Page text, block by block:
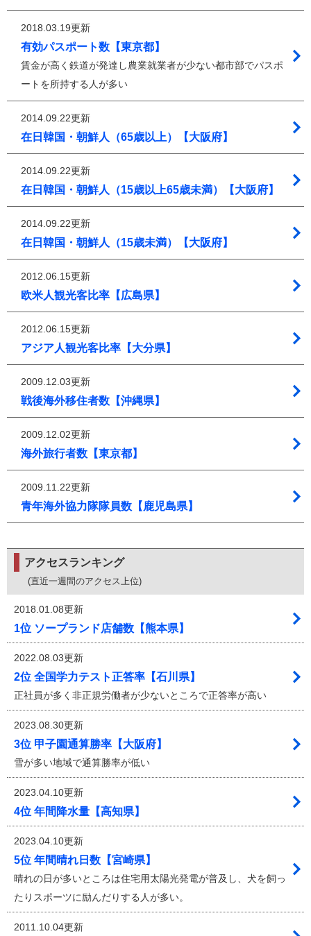
2018.03.19更新
有効パスポート数【東京都】
賃金が高く鉄道が発達し農業就業者が少ない都市部でパスポ
ートを所持する人が多い
2014.09.22更新
在日韓国・朝鮮人（65歳以上）【大阪府】
2014.09.22更新
在日韓国・朝鮮人（15歳以上65歳未満）【大阪府】
2014.09.22更新
在日韓国・朝鮮人（15歳未満）【大阪府】
2012.06.15更新
欧米人観光客比率【広島県】
2012.06.15更新
アジア人観光客比率【大分県】
2009.12.03更新
戦後海外移住者数【沖縄県】
2009.12.02更新
海外旅行者数【東京都】
2009.11.22更新
青年海外協力隊隊員数【鹿児島県】
アクセスランキング
(直近一週間のアクセス上位)
2018.01.08更新
1位 ソープランド店舗数【熊本県】
2022.08.03更新
2位 全国学力テスト正答率【石川県】
正社員が多く非正規労働者が少ないところで正答率が高い
2023.08.30更新
3位 甲子園通算勝率【大阪府】
雪が多い地域で通算勝率が低い
2023.04.10更新
4位 年間降水量【高知県】
2023.04.10更新
5位 年間晴れ日数【宮崎県】
晴れの日が多いところは住宅用太陽光発電が普及し、犬を飼っ
たりスポーツに励んだりする人が多い。
2011.10.04更新